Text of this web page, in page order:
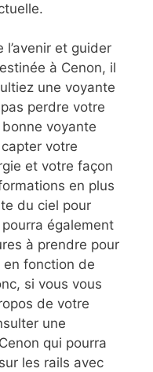
l’avenir et guider
à Cenon, il
une voyante
perdre votre
voyante
votre
et votre façon
en plus
du ciel pour
également
à prendre pour
fonction de
si vous vous
de votre
une
qui pourra
les rails avec